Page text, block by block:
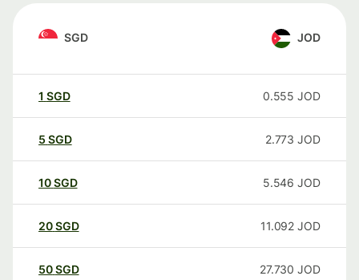
SGD JOD
1 SGD 0.555 JOD
5 SGD 2.773 JOD
10SGD 5.546 JOD
20SGD 11.092 JOD
50SGD 27.730 JOD